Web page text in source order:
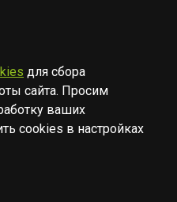
Room, 2023-2026
для сбора
сайта. Просим
ваших
cookies в настройках